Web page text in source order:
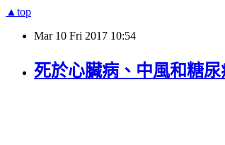
▲top
Mar 10 Fri 2017 10:54
死於心臟病、中風和糖